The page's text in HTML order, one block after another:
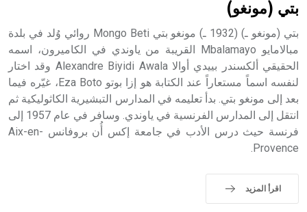
- هل تعلم أن أبجر Abgar اسم معروف جيداً يعود إلى عدد من
الملوك الذين حكموا مدينة إديسا (الرها) من أبجر الأول وحتى
التاسع، وهم ينتسبون إلى أسرة أوسروين
sign تكتب منفصلة غير متصلة، وتعتمد المبدأ الأكوروفوني،
بتي (مونغو)
بتي (مونغو ـ) (1932 ـ) مونغو بتي Mongo Beti روائي وُلد في بلدة
مبالامايو Mbalamayo القريبة من ياوندي في الكاميرون، اسمه
الحقيقي ألكسندر بييدي أوالا Alexandre Biyidi Awala وقد اختار
لنفسه اسماً مستعاراً عند الكتابة هو إزا بوتو Eza Boto، غيّره فيما
بعد إلى مونغو بتي. بدأ تعليمه في المدارس التبشيرية الكاثوليكية ثم
انتقل إلى المدارس الفرنسية في ياوندي. وسافر في عام 1957 إلى
فرنسة حيث درس الأدب في جامعة إكس أُن بروفانس Aix-en-
Provence.
اقرأ المزيد